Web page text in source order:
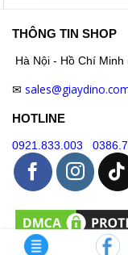
THÔNG TIN SHOP
Hà Nội - Hồ Chí
✉
HOTLINE
0921.833.003